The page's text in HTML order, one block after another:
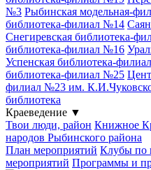
№3 Рыбинская модельная-
библиотека-филиал №14
Снегиревская библиотека-
библиотека-филиал №16
Успенская библиотека-
библиотека-филиал №25
филиал №23 им.
библиотека
Краеведение ▼
Твои люди, район Книжное
народов Рыбинского района
План мероприятий Клубы по
мероприятий Программы и